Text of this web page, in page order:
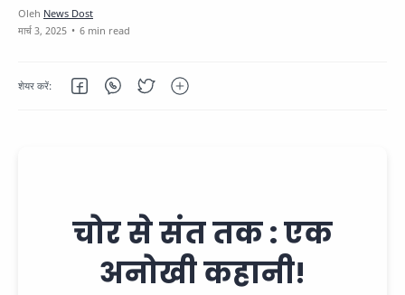
6 min read
चोर से संत तक : एक
अनोखी कहानी!